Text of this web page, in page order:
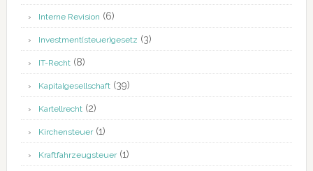
Interne Revision (6)
Investment(steuer)gesetz (3)
IT-Recht(8)
Kapitalgesellschaft(39)
Kartellrecht(2)
Kirchensteuer(1)
Kraftfahrzeugsteuer(1)